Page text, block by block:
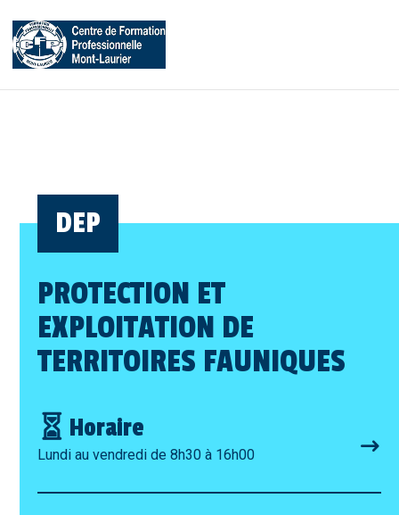
DEP
PROTECTION ET
EXPLOITATION DE
TERRITOIRES FAUNIQUES
Horaire
Lundi au vendredi de 8h30 à 16h00